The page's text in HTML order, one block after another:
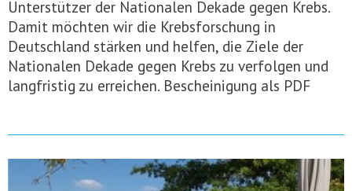
Unterstützer der Nationalen Dekade gegen Krebs.
Damit möchten wir die Krebsforschung in
Deutschland stärken und helfen, die Ziele der
Nationalen Dekade gegen Krebs zu verfolgen und
langfristig zu erreichen. Bescheinigung als PDF